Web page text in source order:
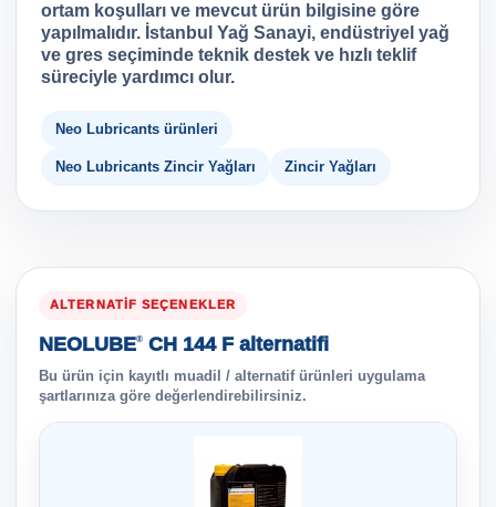
ortam koşulları ve mevcut ürün bilgisine göre
yapılmalıdır. İstanbul Yağ Sanayi, endüstriyel yağ
ve gres seçiminde teknik destek ve hızlı teklif
süreciyle yardımcı olur.
Neo Lubricants ürünleri
Neo Lubricants Zincir Yağları Zincir Yağları
ALTERNATIF SEÇENEKLER
NEOLUBE® CH 144 F alternatifi
Bu ürün için kayıtlı muadil / alternatif ürünleri uygulama
şartlarınıza göre değerlendirebilirsiniz.